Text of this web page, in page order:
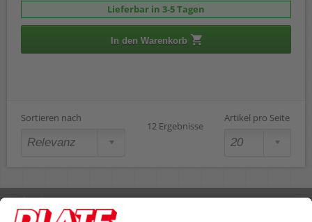
Lieferbar in 3-5 Tagen
In den Warenkorb
Sortieren nach
12 Ergebnisse
Artikel pro Seite
Rufen Sie uns an 04298 401-0